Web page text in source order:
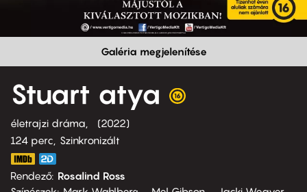
Galéria megjelenítése
Stuart atya
életrajzi dráma
2022
124 perc,
Szinkronizált
Rendező Rosalind Ross